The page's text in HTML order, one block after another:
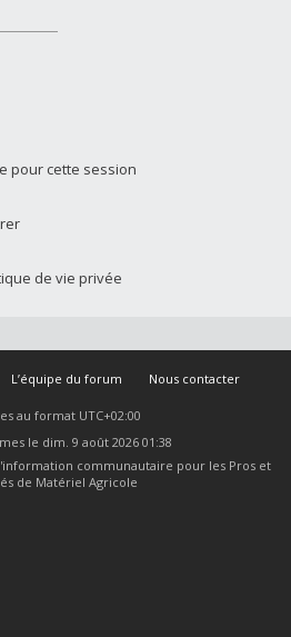
pour cette session
de vie privée
L’équipe du forum Nous contacter
au format UTC+02:00
le dim. 9 août 2026 01:38
communautaire pour les Pros et
de Matériel Agricole